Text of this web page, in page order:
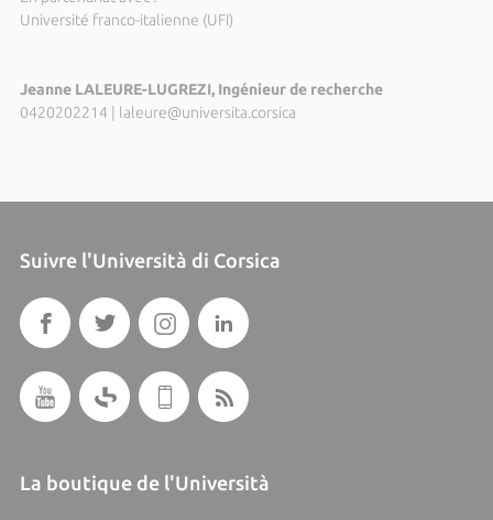
Université franco-italienne (UFI)
Jeanne LALEURE-LUGREZI, Ingénieur de recherche
0420202214
laleure@universita.corsica
Suivre l'Università di Corsica
La boutique de l'Università